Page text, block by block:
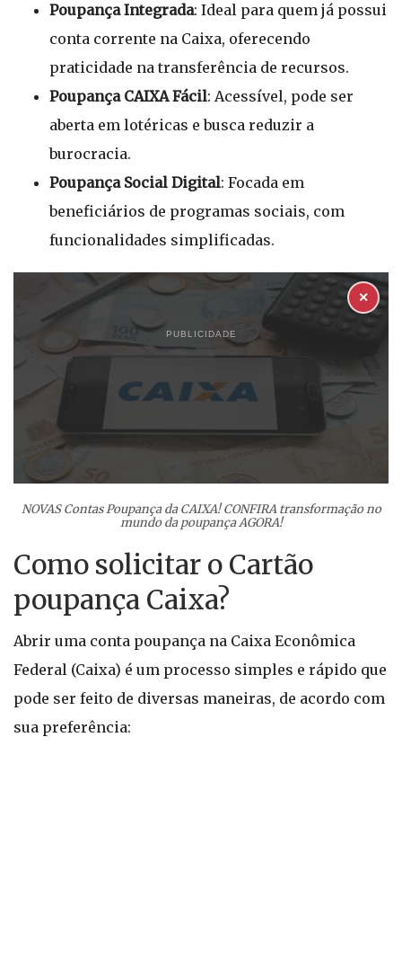
Poupança Integrada: Ideal para quem já possui
conta corrente na Caixa, oferecendo
praticidade na transferência de recursos.
Poupança CAIXA Fácil: Acessível, pode ser
aberta em lotéricas e busca reduzir a
burocracia.
Poupança Social Digital: Focada em
beneficiários de programas sociais, com
funcionalidades simplificadas.
PUBLICIDADE
✕
NOVAS Contas Poupança da CAIXA! CONFIRA transformação no
mundo da poupança AGORA!
Como solicitar o Cartão
poupança Caixa?
Abrir uma conta poupança na Caixa Econômica
Federal (Caixa) é um processo simples e rápido que
pode ser feito de diversas maneiras, de acordo com
sua preferência: